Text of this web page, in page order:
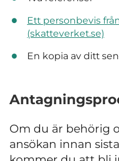
Ett personbevis
(skatteverket.se)
En kopia av ditt
Om du är behörig
ansökan innan